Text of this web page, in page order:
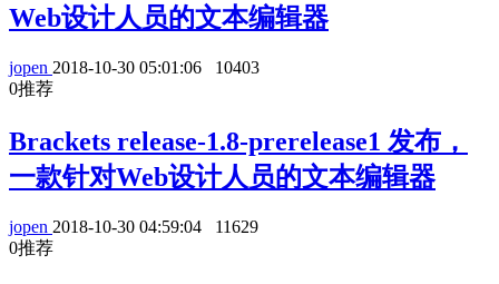
Web设计人员的文本编辑器
jopen 2018-10-30 05:01:06
10403
0推荐
Brackets release-1.8-prerelease1 发布，
一款针对Web设计人员的文本编辑器
jopen 2018-10-30 04:59:04
11629
0推荐